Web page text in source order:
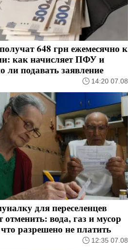
648 грн ежемесячно к
как начисляет ПФУ и
ли подавать заявление
14:20 07.08
для переселенцев
отменить: вода, газ и мусор
разрешено не платить
12:35 07.08